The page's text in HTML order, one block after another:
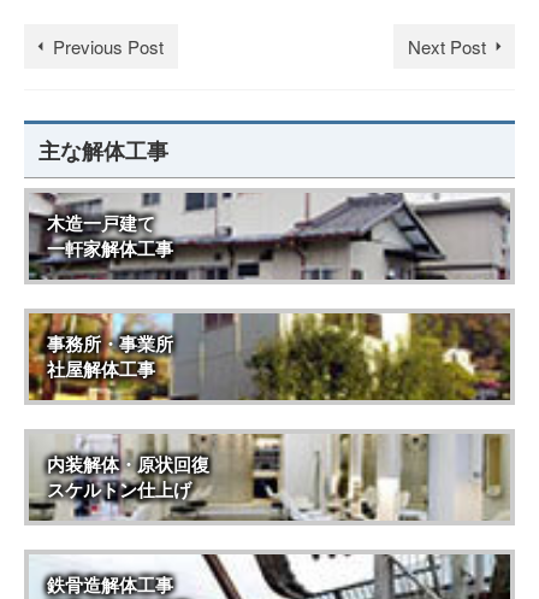
Previous Post Next Post
主な解体工事
木造一戸建て
一軒家解体工事
事務所・事業所
社屋解体工事
内装解体・原状回復
スケルトン仕上げ
鉄骨造解体工事